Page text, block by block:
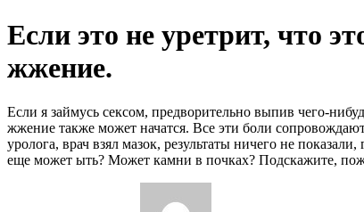
Если это не уретрит, что
жжение.
Если я займусь сексом, предворительно выпив чего-
жжение также может начатся. Все эти боли
уролога, врач взял мазок, результаты ничего не
еще может ыть? Может камни в почках? Подскажите,